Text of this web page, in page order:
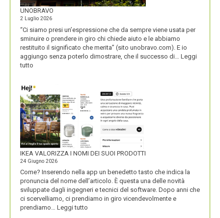
UNOBRAVO
2 Luglio 2026
“Ci siamo presi un’espressione che da sempre viene usata per
sminuire o prendere in giro chi chiede aiuto e le abbiamo
restituito il significato che merita” (sito unobravo.com). E io
aggiungo senza poterlo dimostrare, che il successo di… Leggi
tutto
IKEA VALORIZZA I NOMI DEI SUOI PRODOTTI
24 Giugno 2026
Come? Inserendo nella app un benedetto tasto che indica la
pronuncia del nome dell’articolo. È questa una delle novità
sviluppate dagli ingegneri e tecnici del software. Dopo anni che
ci scervelliamo, ci prendiamo in giro vicendevolmente e
prendiamo… Leggi tutto